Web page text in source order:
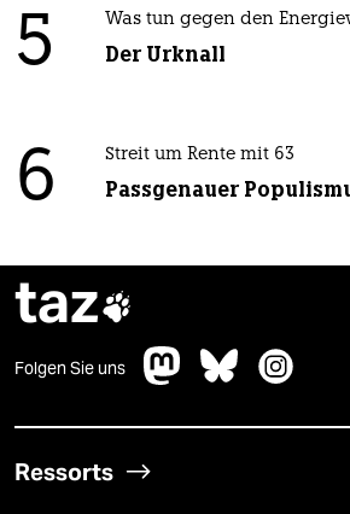
5 Was tun gegen den
Der Urknall
6 Streit um Rente mit 63
Passgenauer
taz
Folgen Sie uns
Ressorts